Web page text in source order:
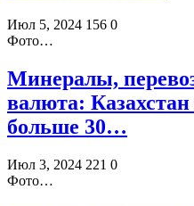
Июл 5, 2024 156 0
Фото…
Минералы,
валюта:
больше 30…
Июл 3, 2024 221 0
Фото…